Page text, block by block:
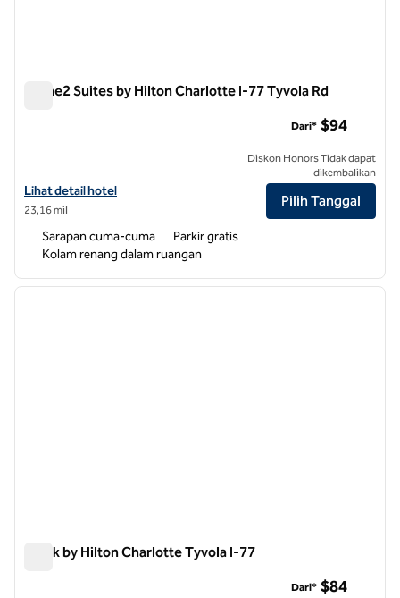
Home2 Suites by Hilton Charlotte I-77 Tyvola Rd
Lihat detail hotel untuk Home2 Suites by Hilton Charlotte I-77
Lihat detail hotel
23,16 mil
Dari* $94
Diskon Honors Tidak dapat
dikembalikan
Pilih Tanggal
Sarapan cuma-cuma
Parkir gratis
Kolam renang dalam ruangan
1 dari 12
Spark by Hilton Charlotte Tyvola I-77
Dari* $84